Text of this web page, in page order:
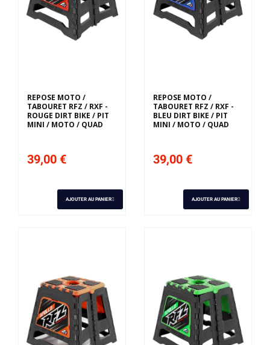
REPOSE MOTO /
TABOURET RFZ / RXF -
ROUGE DIRT BIKE / PIT
MINI / MOTO / QUAD
39,00 €
AJOUTER AU PANIER
REPOSE MOTO /
TABOURET RFZ / RXF -
BLEU DIRT BIKE / PIT
MINI / MOTO / QUAD
39,00 €
AJOUTER AU PANIER